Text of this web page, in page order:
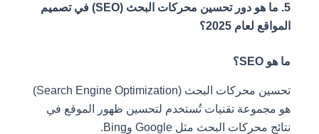
5. ما هو دور تحسين محركات البحث (SEO) في تصميم
المواقع لعام 2025؟
ما هو SEO؟
تحسين محركات البحث (Search Engine Optimization)
هو مجموعة تقنيات تُستخدم لتحسين ظهور الموقع في
نتائج محركات البحث مثل Google وBing.